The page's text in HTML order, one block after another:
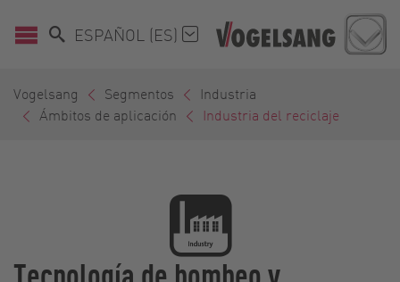
ESPAÑOL (ES)
Vogelsang Segmentos
Industria
Ámbitos de aplicación
Industria del reciclaje